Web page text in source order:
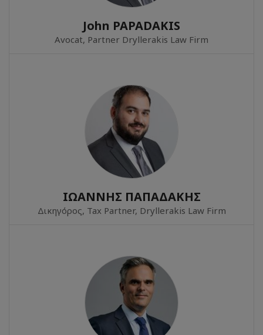
John PAPADAKIS
Avocat, Partner Dryllerakis Law Firm
ΙΩΑΝΝΗΣ ΠΑΠΑΔΑΚΗΣ
Δικηγόρος, Tax Partner, Dryllerakis Law Firm